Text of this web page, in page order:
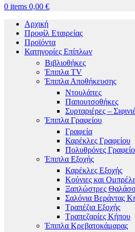
0 items 0,00 €
Αρχική
Προφίλ Εταιρείας
Προϊόντα
Κατηγορίες Επίπλων
Βιβλιοθήκες
Έπιπλα TV
Έπιπλα Αποθήκευσης
Ντουλάπες
Παπουτσοθήκες
Συρταριέρες –
Έπιπλα Γραφείου
Γραφεία
Καρέκλες Γραφείου
Πολυθρόνες
Έπιπλα Εξοχής
Καρέκλες Εξοχής
Κούνιες και
Ξαπλώστρες
Σαλόνια Βεράντας
Τραπέζια Εξοχής
Τραπεζαρίες Κήπου
Έπιπλα Κρεβατοκάμαρας